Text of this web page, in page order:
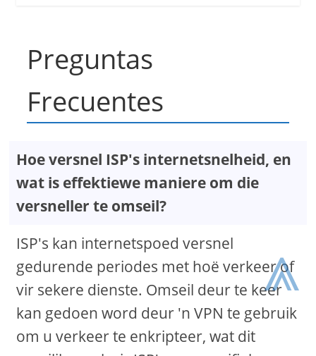
Preguntas
Frecuentes
Hoe versnel ISP's internetsnelheid, en
wat is effektiewe maniere om die
versneller te omseil?
ISP's kan internetspoed versnel
gedurende periodes met hoë verkeer of
vir sekere dienste. Omseil deur te keer
kan gedoen word deur 'n VPN te gebruik
om u verkeer te enkripteer, wat dit
⩓